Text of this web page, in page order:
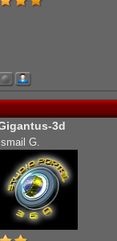
3d
Ismail G.